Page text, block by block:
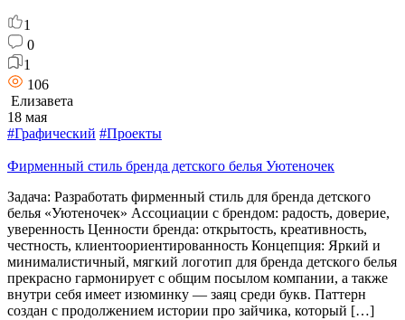
1
0
1
106
Елизавета
18 мая
#Графический #Проекты
Фирменный стиль бренда детского белья Уютеночек
Задача: Разработать фирменный стиль для бренда детского
белья «Уютеночек» Ассоциации с брендом: радость, доверие,
уверенность Ценности бренда: открытость, креативность,
честность, клиентоориентированность Концепция: Яркий и
минималистичный, мягкий логотип для бренда детского белья
прекрасно гармонирует с общим посылом компании, а также
внутри себя имеет изюминку — заяц среди букв. Паттерн
создан с продолжением истории про зайчика, который […]